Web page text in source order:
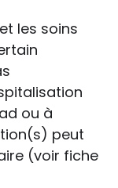
les soins
ou à
peut
(voir fiche